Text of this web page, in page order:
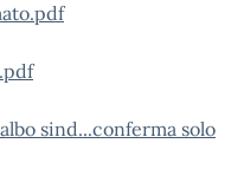
sind...conferma solo